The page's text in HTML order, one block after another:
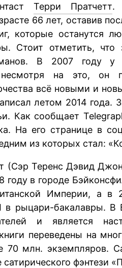
Терри Пратчетт.
66 лет, оставив
которые останутся
Стоит отметить,
В 2007 году у
несмотря на это, он
всё новыми и
летом 2014 года.
Как сообщает
На его странице в
из которых стал:
(Сэр Теренс Дэвид
году в городе
Империи, а в
в рыцари-бакалавры. В
и является
книги переведены на
70 млн. экземпляров.
сатирического фэнтези